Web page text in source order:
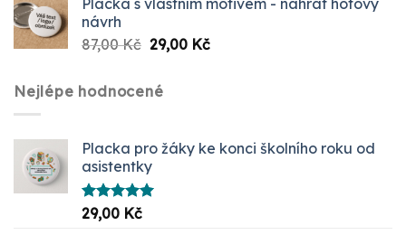
návrh
87,00Kč Původní
byla:
87,00 Kč.
29,00 KčAktuální
Nejlépe hodnocené
Placka pro žáky ke konci školního roku od
asistentky
Hodnocení
5.00
29,00 Kč